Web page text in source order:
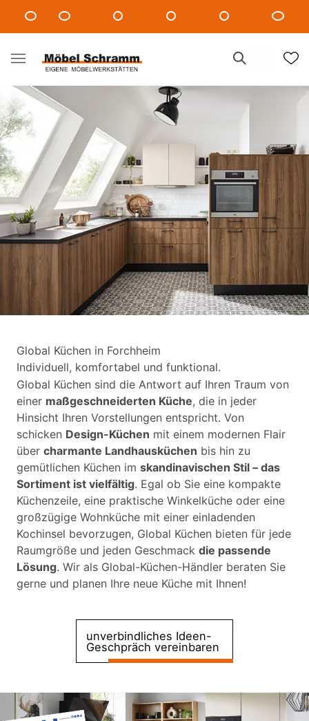
Global Küchen in Forchheim
Individuell, komfortabel und funktional.
Global Küchen sind die Antwort auf Ihren Traum von
einer maßgeschneiderten Küche, die in jeder
Hinsicht Ihren Vorstellungen entspricht. Von
schicken Design-Küchen mit einem modernen Flair
über charmante Landhausküchen bis hin zu
gemütlichen Küchen im skandinavischen Stil – das
Sortiment ist vielfältig. Egal ob Sie eine kompakte
Küchenzeile, eine praktische Winkelküche oder eine
großzügige Wohnküche mit einer einladenden
Kochinsel bevorzugen, Global Küchen bieten für jede
Raumgröße und jeden Geschmack die passende
Lösung. Wir als Global-Küchen-Händler beraten Sie
gerne und planen Ihre neue Küche mit Ihnen!
unverbindliches Ideen-
Geschpräch vereinbaren